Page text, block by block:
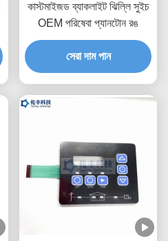
কাস্টমাইজড ব্যাকলাইট ঝিল্লি সুইচ
OEM পরিষেবা প্যানটোন রঙ
সেরা দাম পান